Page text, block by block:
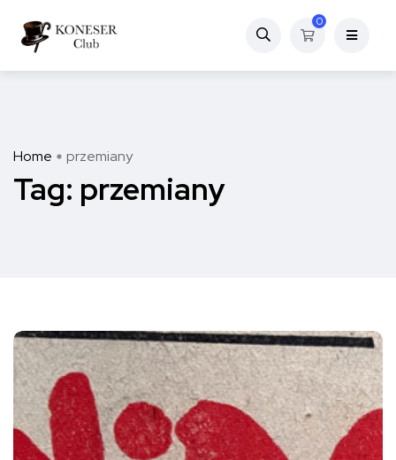
0
Home przemiany
Tag: przemiany